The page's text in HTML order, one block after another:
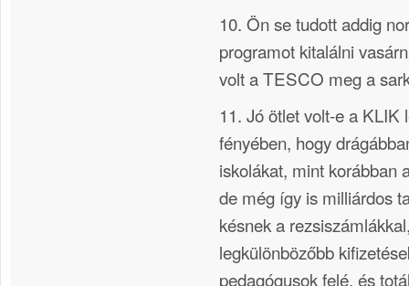
10. Ön se tudott addig
programot kitalálni
volt a TESCO meg a
11. Jó ötlet volt-e a KLIK
fényében, hogy
iskolákat, mint korábban
de még így is milliárdos
késnek a
legkülönbözőbb
pedagógusok felé, és